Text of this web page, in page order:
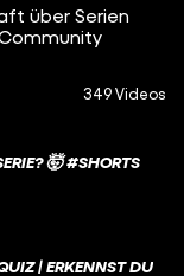
über Serien
349 Videos
🤯 #SHORTS
| ERKENNST DU D